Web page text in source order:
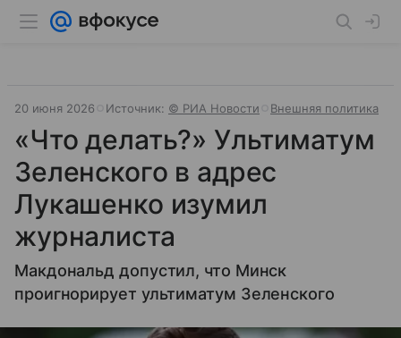
20 июня 2026 Источник: © РИА Новости Внешняя политика
«Что делать?» Ультиматум
Зеленского в адрес
Лукашенко изумил
журналиста
Макдональд допустил, что Минск
проигнорирует ультиматум Зеленского